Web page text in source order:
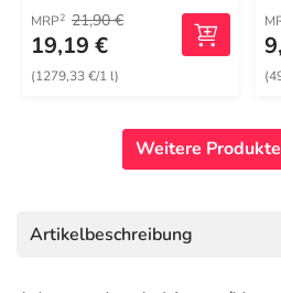
MRP2 21,90 €
19,19 €
(1279,33 €/1 l)
Weitere
Artikelbeschreibung